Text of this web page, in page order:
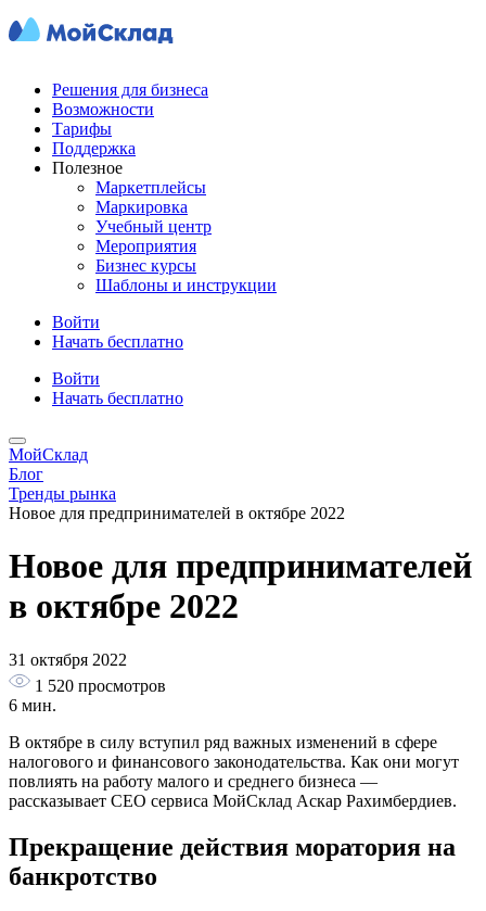
Решения для бизнеса
Возможности
Тарифы
Поддержка
Полезное
Маркетплейсы
Маркировка
Учебный центр
Мероприятия
Бизнес курсы
Шаблоны и инструкции
Войти
Начать бесплатно
Войти
Начать бесплатно
МойСклад
Блог
Тренды рынка
Новое для предпринимателей в октябре 2022
Новое для предпринимателей
в октябре 2022
31 октября 2022
1 520 просмотров
6 мин.
В октябре в силу вступил ряд важных изменений в сфере
налогового и финансового законодательства. Как они могут
повлиять на работу малого и среднего бизнеса —
рассказывает CEO сервиса МойСклад Аскар Рахимбердиев.
Прекращение действия моратория на
банкротство